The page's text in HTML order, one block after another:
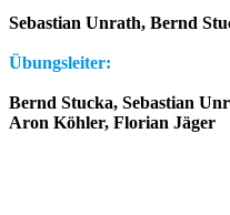
Sebastian Unrath, Bernd
Übungsleiter:
Bernd Stucka, Sebastian
Aron Köhler, Florian Jäger